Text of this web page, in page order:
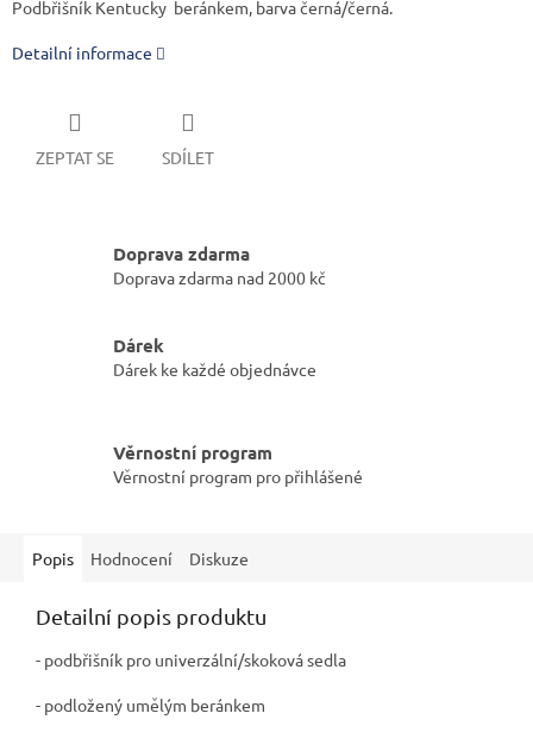
Podbřišník Kentucky beránkem, barva černá/černá.
Detailní informace
ZEPTAT SE SDÍLET
Doprava zdarma
Doprava zdarma nad 2000 kč
Dárek
Dárek ke každé objednávce
Věrnostní program
Věrnostní program pro přihlášené
Popis Hodnocení Diskuze
Detailní popis produktu
- podbřišník pro univerzální/skoková sedla
- podložený umělým beránkem